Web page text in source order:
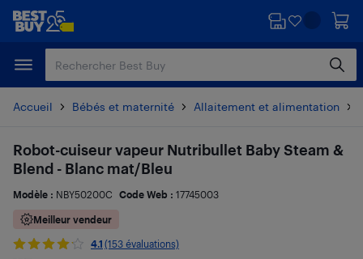
Passer
principal
Passer
Accueil Bébés et maternité Allaitement et alimentation
Robot-cuiseur vapeur Nutribullet Baby Steam &
Blend - Blanc mat/Bleu
Modèle : NBY50200C Code Web : 17745003
Meilleur vendeur
4.1 (153 évaluations)